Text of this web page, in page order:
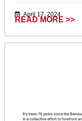
April 17, 2024
READ MORE >>